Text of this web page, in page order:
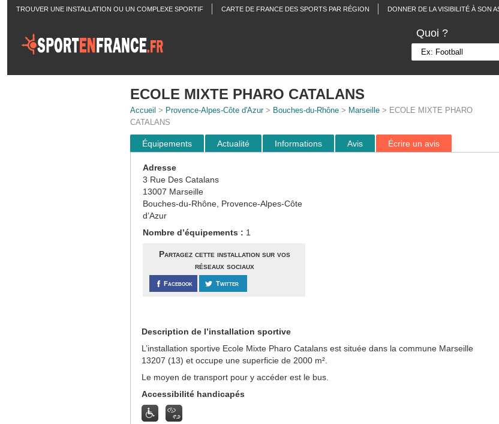
TROUVER UNE INSTALLATION OU UN COMPLEXE SPORTIF CARTE DE FRANCE DES SPORTS PAR RÉGION DONNER DE LA VISIBILITÉ À SON
Quoi ?
ECOLE MIXTE PHARO CATALANS
Accueil > Provence-Alpes-Côte d'Azur> Bouches-du-Rhône> Marseille> ECOLE MIXTE PHARO
CATALANS
Équipements Actualité Informations Avis Écrire un avis
Adresse
3 Rue Des Catalans
13007 Marseille
Bouches-du-Rhône, Provence-Alpes-Côte
d’Azur
Nombre d’équipements : 1
Partagez cette installation sur vos
réseaux sociaux
Facebook Twitter
Description de l’installation sportive
L’installation sportive Ecole Mixte Pharo Catalans est située dans la commune Marseille
13207 (13) et occupe une superficie de 2000 m².
Le moyen de transport pour y accéder est le bus.
Accessibilité handicapés